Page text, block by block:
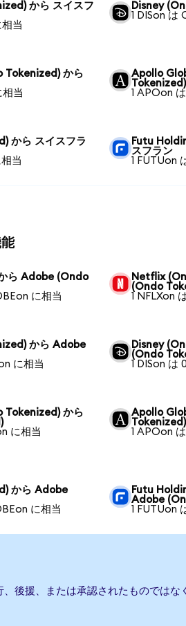
から スイスフ
当
Disney
1 DISon は
Tokenized) から
当
Apollo
1 APOon
から スイスフラ
当
Futu
スフラン
1 FUTUon
ら Adobe (Ondo
に相当
Netflix
(Ondo
1 NFLXon
から Adobe
に相当
Disney
(Ondo
1 DISon は
Tokenized) から
に相当
Apollo
1 APOon
から Adobe
に相当
Futu
Adobe
1 FUTUon
後援、または承認されたものでは